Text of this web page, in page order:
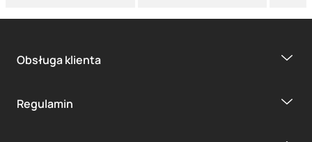
Obsługa klienta
Regulamin